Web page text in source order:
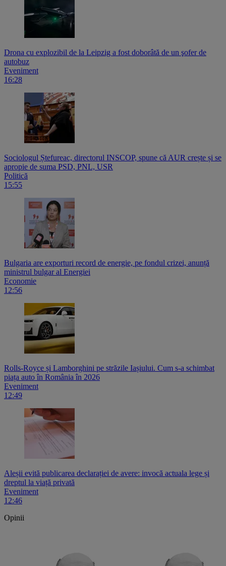
Drona cu explozibil de la Leipzig a fost doborâtă de un şofer de
autobuz
Eveniment
16:28
Sociologul Ștefureac, directorul INSCOP, spune că AUR crește și se
apropie de suma PSD, PNL, USR
Politică
15:55
Bulgaria are exporturi record de energie, pe fondul crizei, anunță
ministrul bulgar al Energiei
Economie
12:56
Rolls-Royce și Lamborghini pe străzile Iașiului. Cum s-a schimbat
piața auto în România în 2026
Eveniment
12:49
Aleșii evită publicarea declarației de avere: invocă actuala lege și
dreptul la viață privată
Eveniment
12:46
Opinii